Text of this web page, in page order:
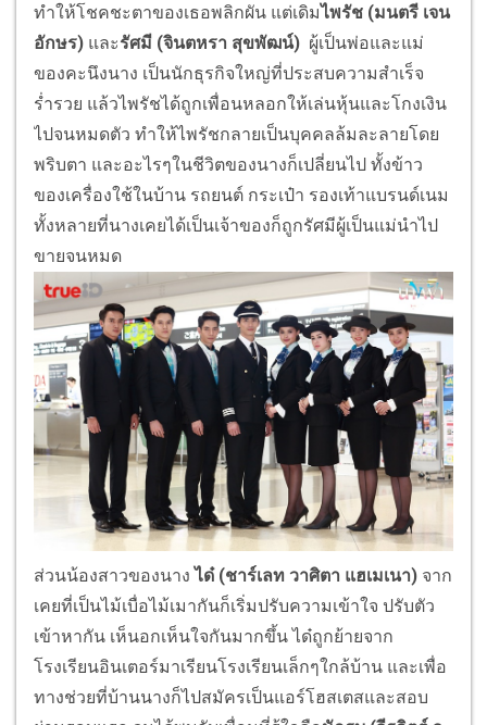
ทำให้โชคชะตาของเธอพลิกผัน แต่เดิมไพรัช (มนตรี เจน
อักษร) และรัศมี (จินตหรา สุขพัฒน์) ผู้เป็นพ่อและแม่
ของคะนึงนาง เป็นนักธุรกิจใหญ่ที่ประสบความสำเร็จ
ร่ำรวย แล้วไพรัชได้ถูกเพื่อนหลอกให้เล่นหุ้นและโกงเงิน
ไปจนหมดตัว ทำให้ไพรัชกลายเป็นบุคคลล้มละลายโดย
พริบตา และอะไรๆในชีวิตของนางก็เปลี่ยนไป ทั้งข้าว
ของเครื่องใช้ในบ้าน รถยนต์ กระเป๋า รองเท้าแบรนด์เนม
ทั้งหลายที่นางเคยได้เป็นเจ้าของก็ถูกรัศมีผู้เป็นแม่นำไป
ขายจนหมด
ส่วนน้องสาวของนางได๋ (ชาร์เลท วาศิตา แฮเมเนา) จาก
เคยที่เป็นไม้เบื่อไม้เมากันก็เริ่มปรับความเข้าใจ ปรับตัว
เข้าหากัน เห็นอกเห็นใจกันมากขึ้น ได๋ถูกย้ายจาก
โรงเรียนอินเตอร์มาเรียนโรงเรียนเล็กๆใกล้บ้าน และเพื่อ
ทางช่วยที่บ้านนางก็ไปสมัครเป็นแอร์โฮสเตสและสอบ